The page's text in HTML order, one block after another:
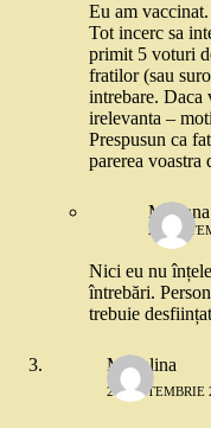
Eu am vaccinat.
Tot incerc sa
primit 5 voturi
fratilor (sau
intrebare. Daca
irelevanta –
Prespusun ca
parerea voastra
Mariana
22
Nici eu nu
întrebări.
trebuie
Madalina
21 SEPTEMBRIE